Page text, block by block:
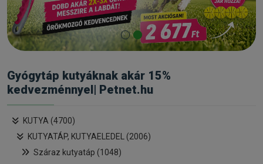
Gyógytáp kutyáknak akár 15%
kedvezménnyel| Petnet.hu
KUTYA (4700)
KUTYATÁP, KUTYAELEDEL (2006)
Száraz kutyatáp (1048)